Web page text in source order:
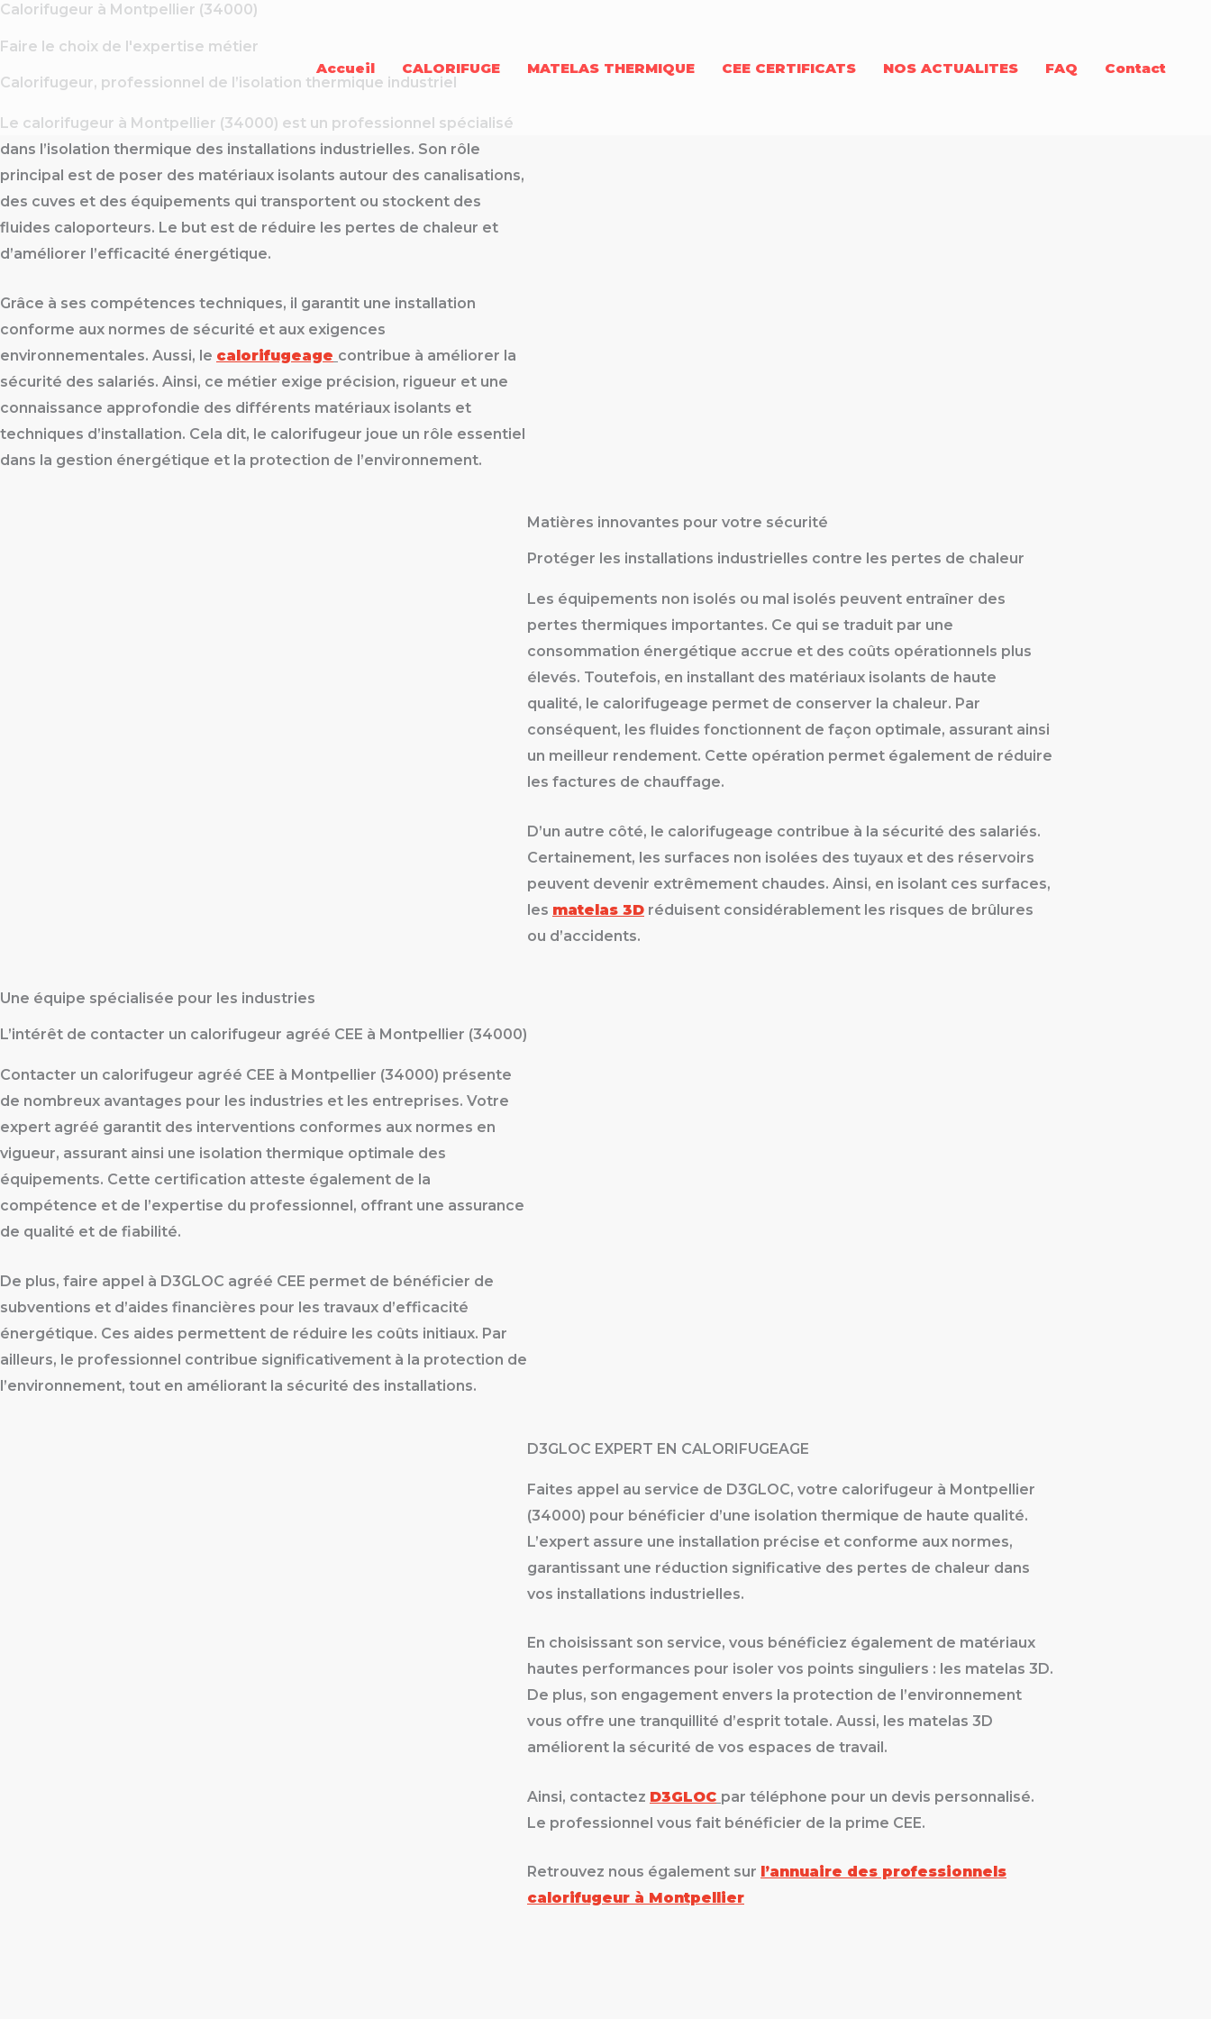
Aller
au
Accueil CALORIFUGE MATELAS THERMIQUE CEE CERTIFICATS NOS ACTUALITES FAQ Contact
Calorifugeur à Montpellier (34000)
Faire le choix de l'expertise métier
Calorifugeur, professionnel de l’isolation thermique industriel
Le calorifugeur à Montpellier (34000) est un professionnel spécialisé
dans l’isolation thermique des installations industrielles. Son rôle
principal est de poser des matériaux isolants autour des canalisations,
des cuves et des équipements qui transportent ou stockent des
fluides caloporteurs. Le but est de réduire les pertes de chaleur et
d’améliorer l’efficacité énergétique.
Grâce à ses compétences techniques, il garantit une installation
conforme aux normes de sécurité et aux exigences
environnementales. Aussi, le calorifugeage contribue à améliorer la
sécurité des salariés. Ainsi, ce métier exige précision, rigueur et une
connaissance approfondie des différents matériaux isolants et
techniques d’installation. Cela dit, le calorifugeur joue un rôle essentiel
dans la gestion énergétique et la protection de l’environnement.
Matières innovantes pour votre sécurité
Protéger les installations industrielles contre les pertes de chaleur
Les équipements non isolés ou mal isolés peuvent entraîner des
pertes thermiques importantes. Ce qui se traduit par une
consommation énergétique accrue et des coûts opérationnels plus
élevés. Toutefois, en installant des matériaux isolants de haute
qualité, le calorifugeage permet de conserver la chaleur. Par
conséquent, les fluides fonctionnent de façon optimale, assurant ainsi
un meilleur rendement. Cette opération permet également de réduire
les factures de chauffage.
D’un autre côté, le calorifugeage contribue à la sécurité des salariés.
Certainement, les surfaces non isolées des tuyaux et des réservoirs
peuvent devenir extrêmement chaudes. Ainsi, en isolant ces surfaces,
les matelas 3D réduisent considérablement les risques de brûlures
ou d’accidents.
Une équipe spécialisée pour les industries
L’intérêt de contacter un calorifugeur agréé CEE à Montpellier (34000)
Contacter un calorifugeur agréé CEE à Montpellier (34000) présente
de nombreux avantages pour les industries et les entreprises. Votre
expert agréé garantit des interventions conformes aux normes en
vigueur, assurant ainsi une isolation thermique optimale des
équipements. Cette certification atteste également de la
compétence et de l’expertise du professionnel, offrant une assurance
de qualité et de fiabilité.
De plus, faire appel à D3GLOC agréé CEE permet de bénéficier de
subventions et d’aides financières pour les travaux d’efficacité
énergétique. Ces aides permettent de réduire les coûts initiaux. Par
ailleurs, le professionnel contribue significativement à la protection de
l’environnement, tout en améliorant la sécurité des installations.
D3GLOC EXPERT EN CALORIFUGEAGE
Faites appel au service de D3GLOC, votre calorifugeur à Montpellier
(34000) pour bénéficier d’une isolation thermique de haute qualité.
L’expert assure une installation précise et conforme aux normes,
garantissant une réduction significative des pertes de chaleur dans
vos installations industrielles.
En choisissant son service, vous bénéficiez également de matériaux
hautes performances pour isoler vos points singuliers : les matelas 3D.
De plus, son engagement envers la protection de l’environnement
vous offre une tranquillité d’esprit totale. Aussi, les matelas 3D
améliorent la sécurité de vos espaces de travail.
Ainsi, contactez D3GLOC par téléphone pour un devis personnalisé.
Le professionnel vous fait bénéficier de la prime CEE.
Retrouvez nous également sur l’annuaire des professionnels
calorifugeur à Montpellier